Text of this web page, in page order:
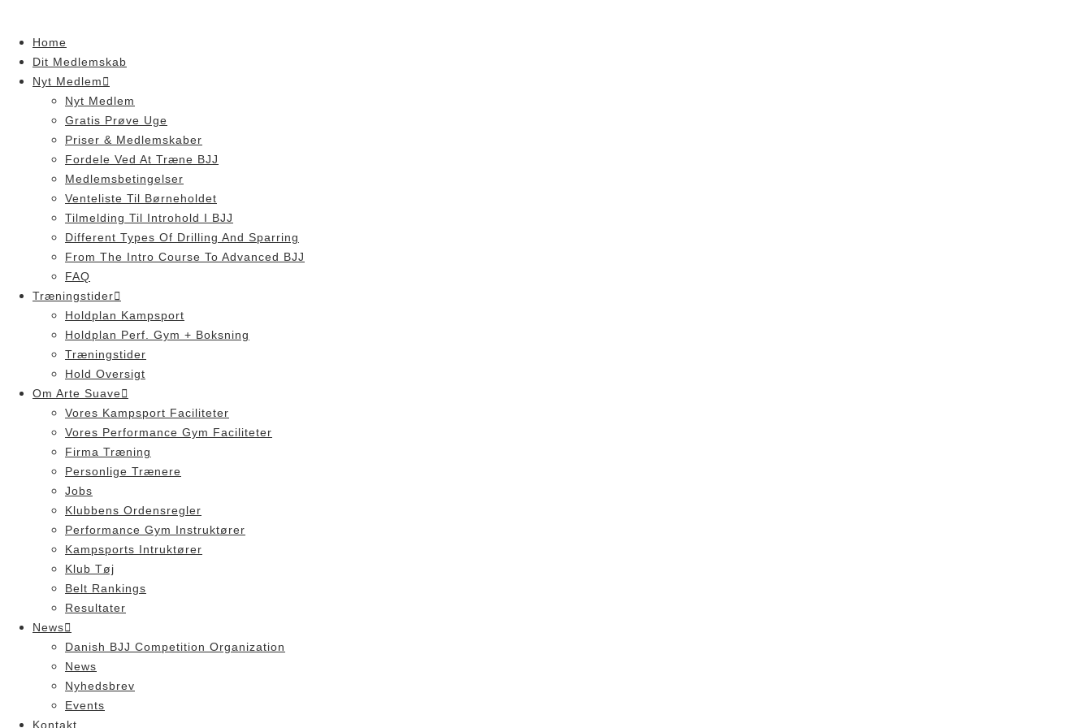
contentHome
Dit Medlemskab
Nyt Medlem
Nyt Medlem
Gratis Prøve Uge
Priser & Medlemskaber
Fordele Ved At Træne BJJ
Medlemsbetingelser
Venteliste Til Børneholdet
Tilmelding Til Introhold I BJJ
Different Types Of Drilling And Sparring
From The Intro Course To Advanced BJJ
FAQ
Træningstider
Holdplan Kampsport
Holdplan Perf. Gym + Boksning
Træningstider
Hold Oversigt
Om Arte Suave
Vores Kampsport Faciliteter
Vores Performance Gym Faciliteter
Firma Træning
Personlige Trænere
Jobs
Klubbens Ordensregler
Performance Gym Instruktører
Kampsports Intruktører
Klub Tøj
Belt Rankings
Resultater
News
Danish BJJ Competition Organization
News
Nyhedsbrev
Events
Kontakt